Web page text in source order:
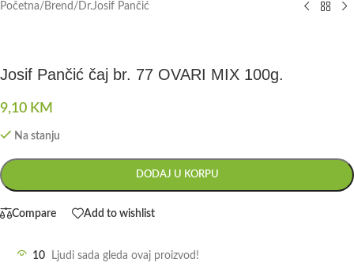
Početna/ Brend / Dr.Josif Pančić
Josif Pančić čaj br. 77 OVARI MIX 100g.
9,10 KM
Na stanju
DODAJ U KORPU
Compare Add to wishlist
10 Ljudi sada gleda ovaj proizvod!